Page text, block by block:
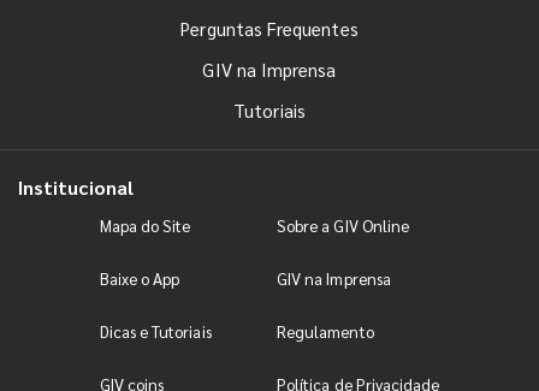
Perguntas Frequentes
GIV na Imprensa
Tutoriais
Institucional
Mapa do Site Sobre a GIV Online
Baixe o App GIV na Imprensa
Dicas e Tutoriais Regulamento
GIV coins Política de Privacidade